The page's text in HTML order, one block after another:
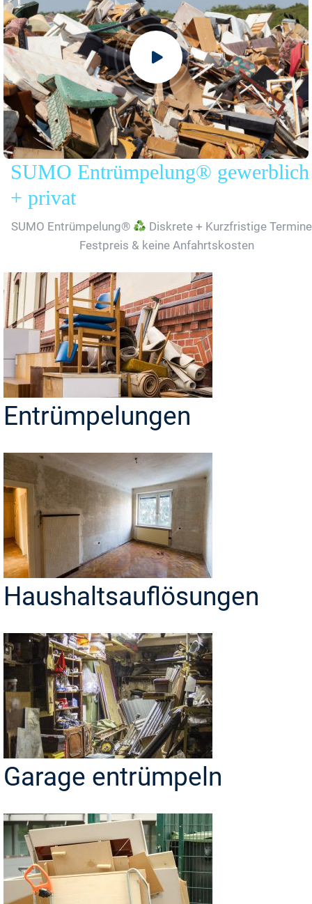
SUMO Entrümpelung® gewerblich
+ privat
SUMO Entrümpelung®
Diskrete + Kurzfristige
Festpreis & keine Anfahrtskosten
Entrümpelungen
Haushaltsauflösungen
Garage entrümpeln